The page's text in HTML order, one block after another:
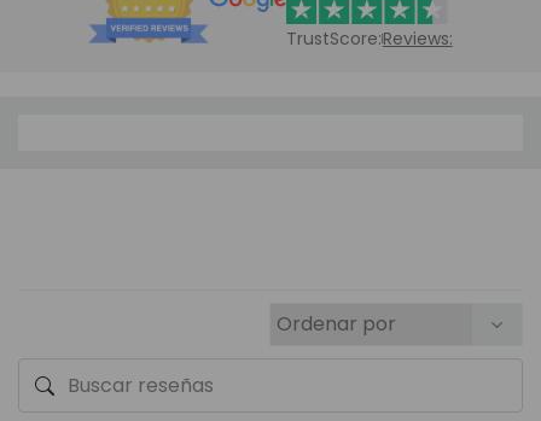
TrustScore:Reviews: